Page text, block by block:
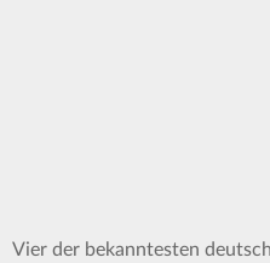
Vier der bekanntesten